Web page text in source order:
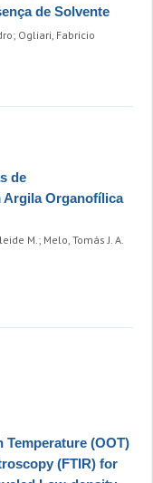
de Solvente
Ogliari, Fabricio
de
Argila Organofílica
M.; Melo, Tomás J. A.
(OOT)
(FTIR) for